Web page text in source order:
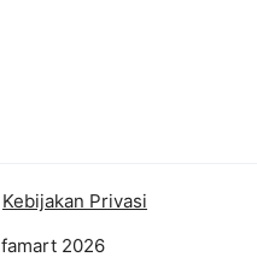
Kebijakan Privasi
2026